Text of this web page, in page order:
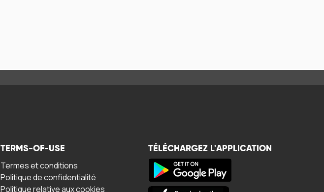
TERMS-OF-USE
Termes et conditions
Politique de confidentialité
Politique relative aux cookies
TÉLÉCHARGEZ L'APPLICATION